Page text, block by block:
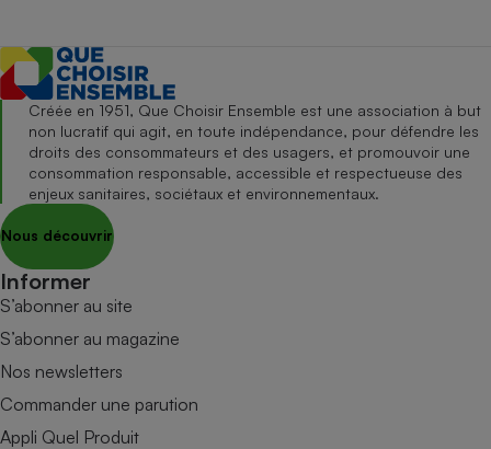
Créée en 1951, Que Choisir Ensemble est une association à but
non lucratif qui agit, en toute indépendance, pour défendre les
droits des consommateurs et des usagers, et promouvoir une
consommation responsable, accessible et respectueuse des
enjeux sanitaires, sociétaux et environnementaux.
Nous découvrir
Informer
S’abonner au site
S’abonner au magazine
Nos newsletters
Commander une parution
Appli Quel Produit